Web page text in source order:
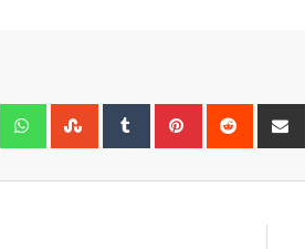
LinkedIn WhatsappStumbleUpon
Tumblr Pinterest Reddit